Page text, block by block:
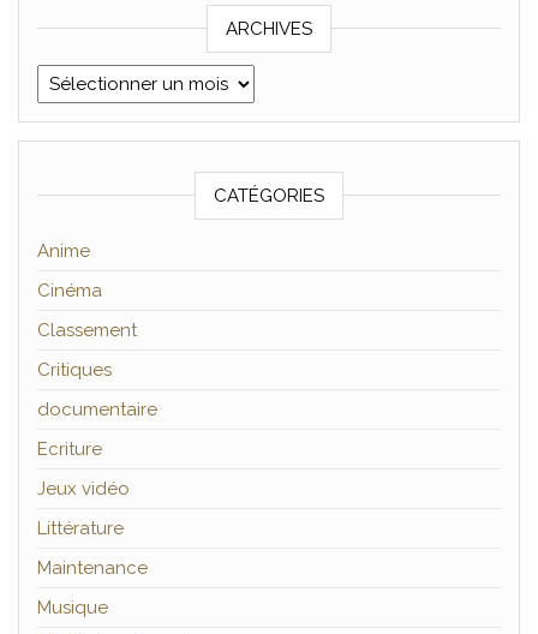
ARCHIVES
Archives
CATÉGORIES
Anime
Cinéma
Classement
Critiques
documentaire
Ecriture
Jeux vidéo
Littérature
Maintenance
Musique